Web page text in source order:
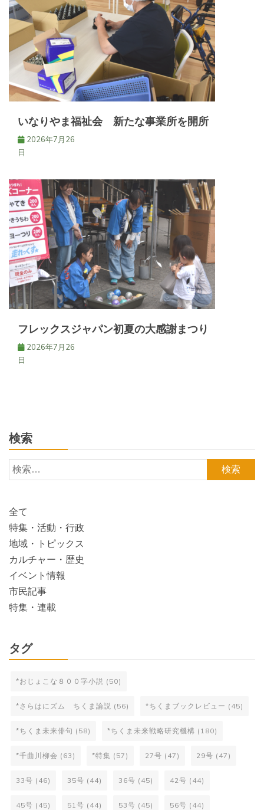
いなりやま福祉会 新たな事業所を開所
2026年7月26
日
フレックスジャパン初夏の大感謝まつり
2026年7月26
日
検索
検
索:
全て
特集・活動・行政
地域・トピックス
カルチャー・歴史
イベント情報
市民記事
特集・連載
タグ
*おじょこな８００字小説 (50)
*さらはにズム ちくま論説 (56) *ちくまブックレビュー (45)
*ちくま未来俳句 (58) *ちくま未来戦略研究機構 (180)
*千曲川柳会 (63) *特集 (57) 27号 (47) 29号 (47)
33号 (46) 35号 (44) 36号 (45) 42号 (44)
45号 (45) 51号 (44) 53号 (45) 56号 (44)